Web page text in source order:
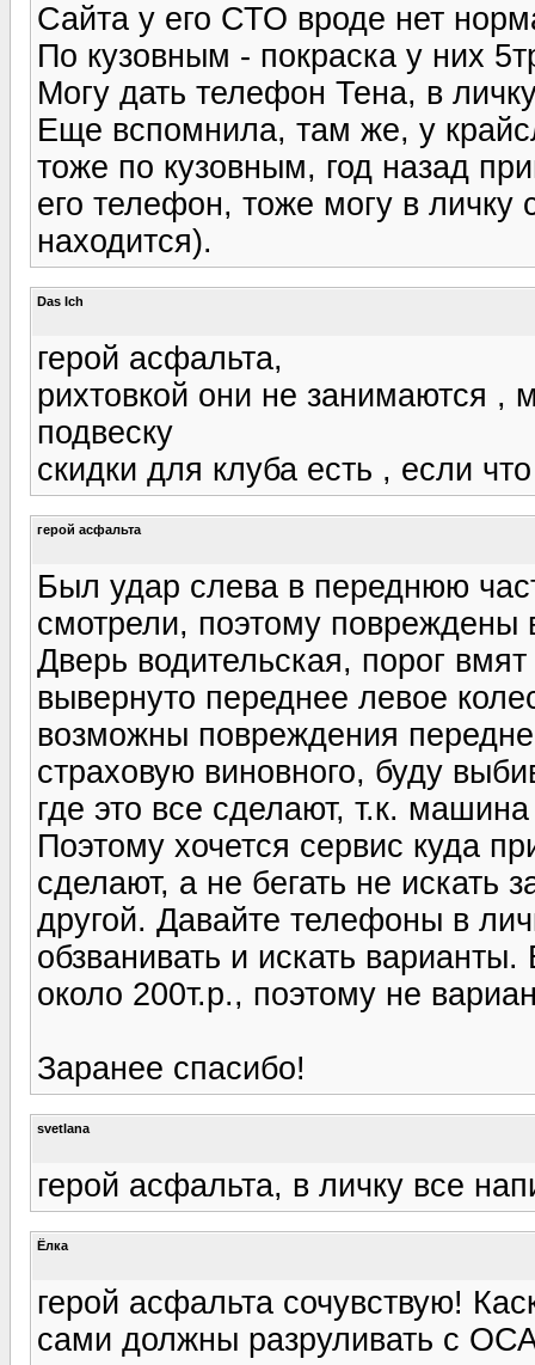
Сайта у его СТО вроде нет
По кузовным - покраска у них
Могу дать телефон Тена, в
Еще вспомнила, там же, у
тоже по кузовным, год назад
его телефон, тоже могу в личку
находится).
Das Ich
герой асфальта,
рихтовкой они не занимаются ,
подвеску
скидки для клуба есть , если
герой асфальта
Был удар слева в переднюю
смотрели, поэтому повреждены
Дверь водительская, порог
вывернуто переднее левое
возможны повреждения
страховую виновного, буду
где это все сделают, т.к.
Поэтому хочется сервис куда
сделают, а не бегать не искать
другой. Давайте телефоны в
обзванивать и искать
около 200т.р., поэтому не
Заранее спасибо!
svetlana
герой асфальта, в личку все
Ёлка
герой асфальта сочувствую!
сами должны разруливать с